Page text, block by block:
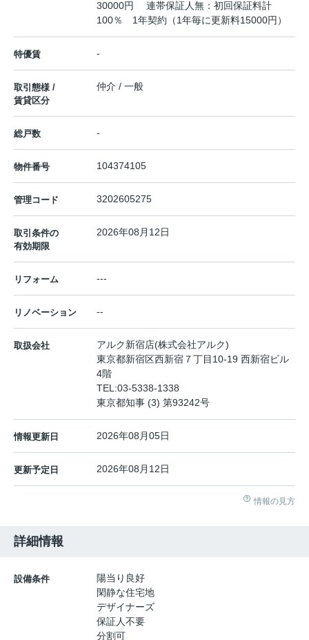
30000円 連帯保証人無：初回保証料計
100％ 1年契約（1年毎に更新料15000円）
特優賃 -
取引態様 /
賃貸区分
仲介 / 一般
総戸数 -
物件番号 104374105
管理コード 3202605275
取引条件の
有効期限
2026年08月12日
リフォーム ---
リノベーション --
取扱会社
アルク新宿店(株式会社アルク)
東京都新宿区西新宿７丁目10-19 西新宿ビル
4階
TEL:03-5338-1338
東京都知事 (3) 第93242号
情報更新日 2026年08月05日
更新予定日 2026年08月12日
情報の見方
詳細情報
設備条件
陽当り良好
閑静な住宅地
デザイナーズ
保証人不要
分割可